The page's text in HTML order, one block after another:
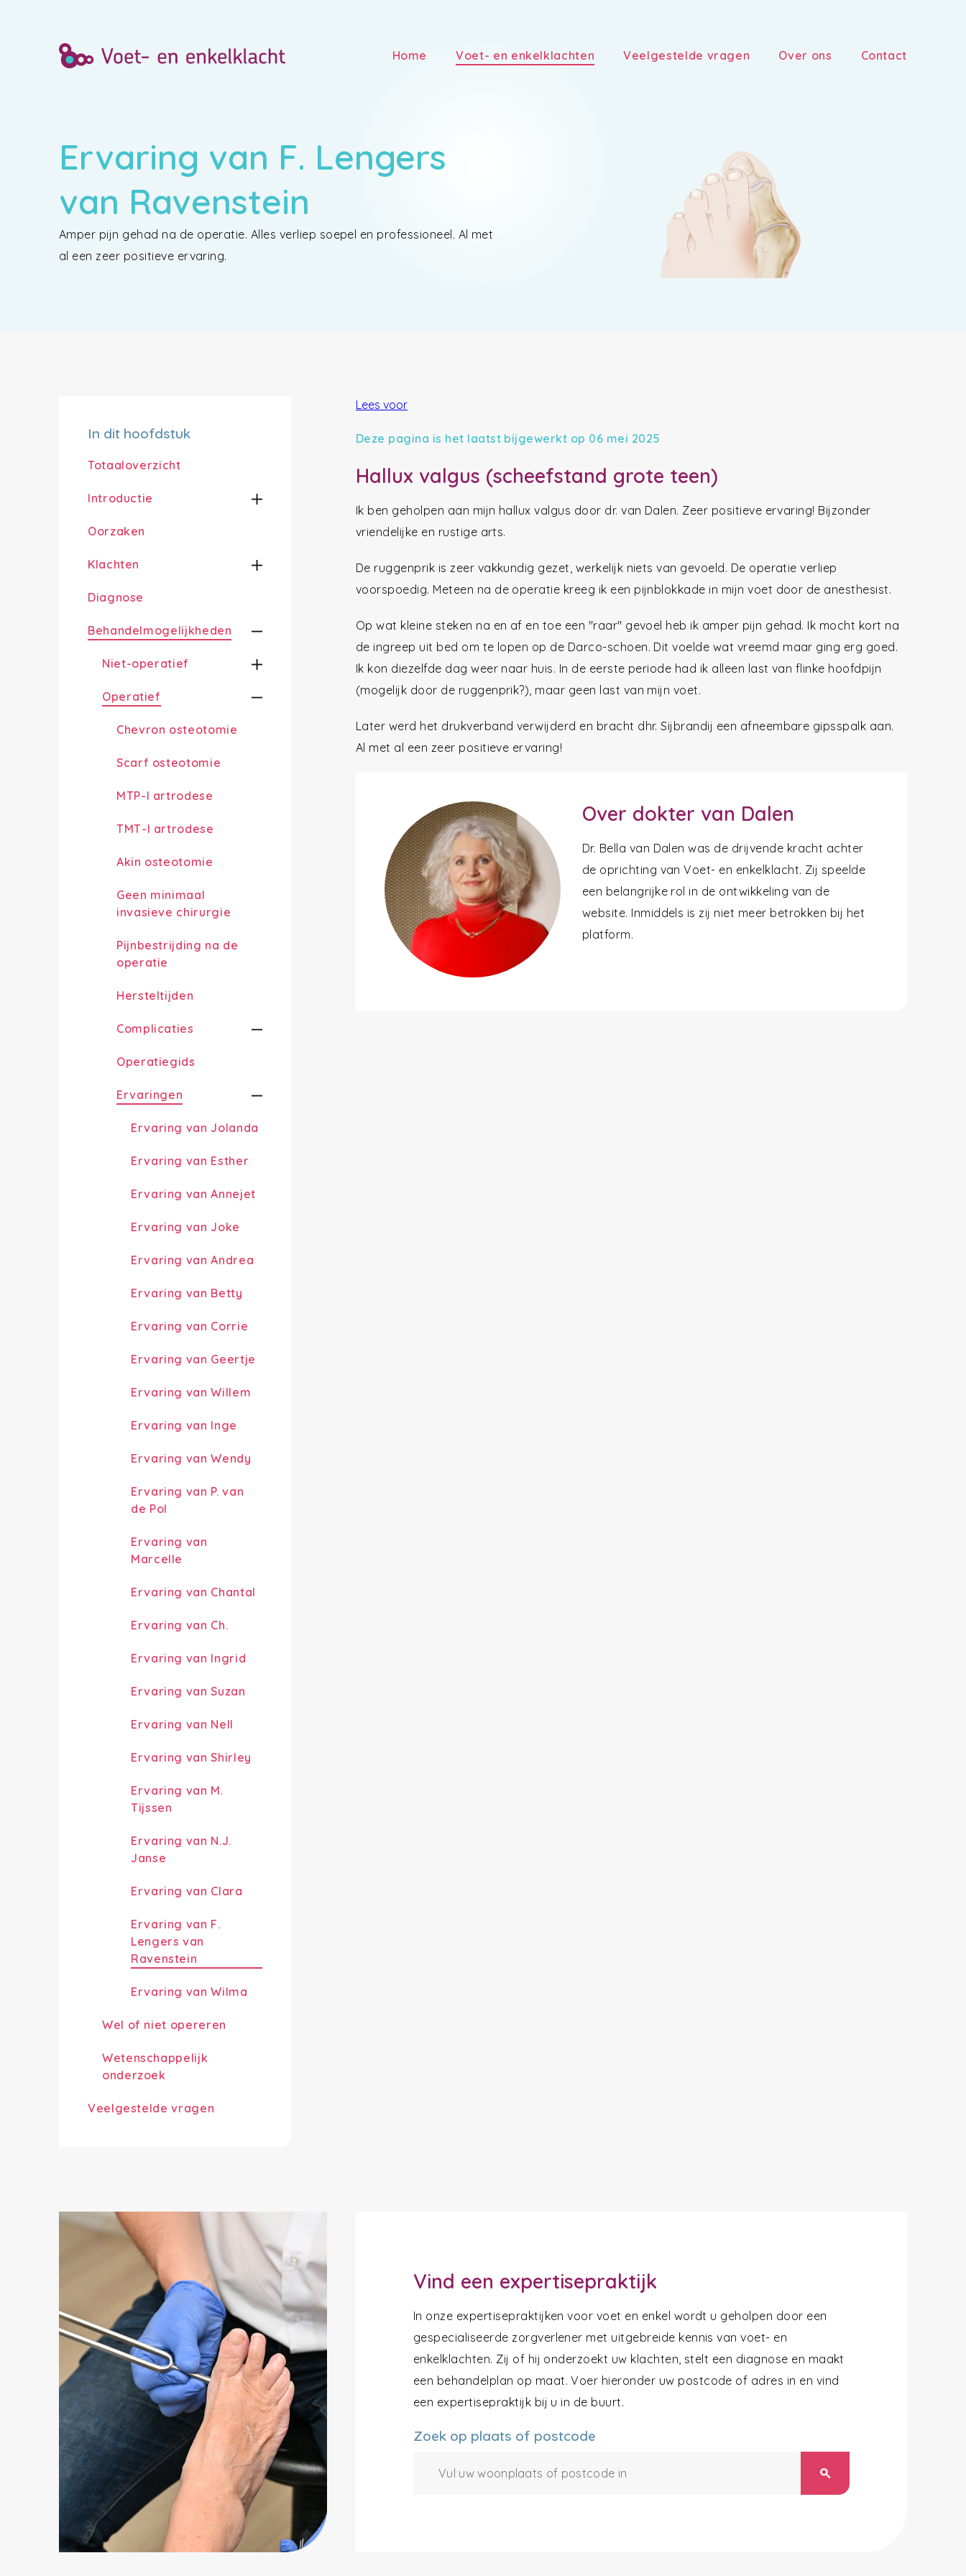
Home Voet- en enkelklachten Veelgestelde vragen Over ons Contact
Ervaring van F. Lengers
van Ravenstein
Amper pijn gehad na de operatie. Alles verliep soepel en professioneel. Al met
al een zeer positieve ervaring.
In dit hoofdstuk
Totaaloverzicht
Introductie
Oorzaken
Klachten
Diagnose
Behandelmogelijkheden
Niet-operatief
Operatief
Chevron osteotomie
Scarf osteotomie
MTP-I artrodese
TMT-I artrodese
Akin osteotomie
Geen minimaal
invasieve chirurgie
Pijnbestrijding na de
operatie
Hersteltijden
Complicaties
Operatiegids
Ervaringen
Ervaring van Jolanda
Ervaring van Esther
Ervaring van Annejet
Ervaring van Joke
Ervaring van Andrea
Ervaring van Betty
Ervaring van Corrie
Ervaring van Geertje
Ervaring van Willem
Ervaring van Inge
Ervaring van Wendy
Ervaring van P. van
de Pol
Ervaring van
Marcelle
Ervaring van Chantal
Ervaring van Ch.
Ervaring van Ingrid
Ervaring van Suzan
Ervaring van Nell
Ervaring van Shirley
Ervaring van M.
Tijssen
Ervaring van N.J.
Janse
Ervaring van Clara
Ervaring van F.
Lengers van
Ravenstein
Ervaring van Wilma
Wel of niet opereren
Wetenschappelijk
onderzoek
Veelgestelde vragen
Lees voor
Deze pagina is het laatst bijgewerkt op 06 mei 2025
Hallux valgus (scheefstand grote teen)
Ik ben geholpen aan mijn hallux valgus door dr. van Dalen. Zeer positieve ervaring! Bijzonder
vriendelijke en rustige arts.
De ruggenprik is zeer vakkundig gezet, werkelijk niets van gevoeld. De operatie verliep
voorspoedig. Meteen na de operatie kreeg ik een pijnblokkade in mijn voet door de anesthesist.
Op wat kleine steken na en af en toe een "raar" gevoel heb ik amper pijn gehad. Ik mocht kort na
de ingreep uit bed om te lopen op de Darco-schoen. Dit voelde wat vreemd maar ging erg goed.
Ik kon diezelfde dag weer naar huis. In de eerste periode had ik alleen last van flinke hoofdpijn
(mogelijk door de ruggenprik?), maar geen last van mijn voet.
Later werd het drukverband verwijderd en bracht dhr. Sijbrandij een afneembare gipsspalk aan.
Al met al een zeer positieve ervaring!
Over dokter van Dalen
Dr. Bella van Dalen was de drijvende kracht achter
de oprichting van Voet- en enkelklacht. Zij speelde
een belangrijke rol in de ontwikkeling van de
website. Inmiddels is zij niet meer betrokken bij het
platform.
Vind een expertisepraktijk
In onze expertisepraktijken voor voet en enkel wordt u geholpen door een
gespecialiseerde zorgverlener met uitgebreide kennis van voet- en
enkelklachten. Zij of hij onderzoekt uw klachten, stelt een diagnose en maakt
een behandelplan op maat. Voer hieronder uw postcode of adres in en vind
een expertisepraktijk bij u in de buurt.
Zoek op plaats of postcode
search